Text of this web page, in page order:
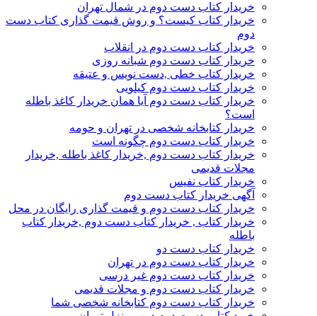
خریدار کتاب دست دوم در شمال تهران
خریدار کتاب کیست؟ و روش قیمت گذاری کتاب دست
دوم
خریدار کتاب دست دوم در انقلاب
خریدار کتاب دست دوم شبانه روزی
خریدار کتاب خطی ,دست نویس و عتیقه
خریدار کتاب دست دوم کیلویی
خریدار کتاب دست دوم آیا همان خریدار کاغذ باطله
است؟
خریدار کتابخانه شخصی در تهران و حومه
خریدار کتاب دست دوم چگونه است
خریدار کتاب دست دوم ,خریدار کاغذ باطله ,خریدار
مجلات قدیمی
خریدار کتاب نفیس
آگهی خریدار کتاب دست دوم
خریدار کتاب دست دوم و قیمت گذاری رایگان در محل
خریدار کتاب , خریدار کتاب دست دوم ,خریدار کتاب
باطله
خریدار کتاب دست دو
خریدار کتاب دست دوم در تهران
خریدار کتاب دست دوم غیر درسی
خریدار کتاب دست دوم و مجلات قدیمی
خریدار کتاب دست دوم کتابخانه شخصی شما